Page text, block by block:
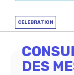
CÉLÉBRATION
DES